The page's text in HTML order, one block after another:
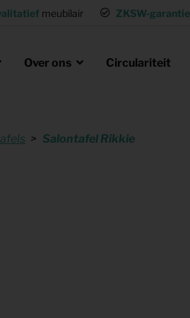
meubilair ZKSW-garantie
Over ons Circulariteit
huren
of wisselwoning
missie
Salontafel Rikkie